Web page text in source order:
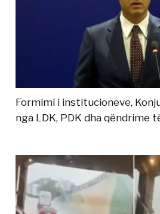
Formimi i institucioneve,
nga LDK, PDK dha qëndrime